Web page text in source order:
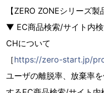
【ZERO ZONEシリーズ製
▼ EC商品検索/サイト内
CHについて
［https://zero-start.jp/
ユーザの離脱率、放棄率